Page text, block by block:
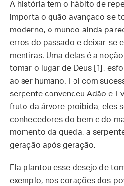
A história tem o hábito de
importa o quão avançado se
moderno, o mundo ainda
erros do passado e deixar-se
mentiras. Uma delas é a
tomar o lugar de Deus [1],
ao ser humano. Foi com
serpente convenceu Adão e
fruto da árvore proibida, eles
conhecedores do bem e do
momento da queda, a
geração após geração.
Ela plantou esse desejo de
exemplo, nos corações dos